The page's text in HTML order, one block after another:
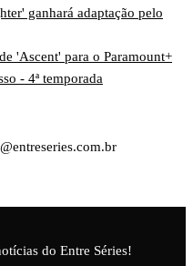
ganhará adaptação pelo
'Ascent' para o Paramount+
- 4ª temporada
do Entre Séries!